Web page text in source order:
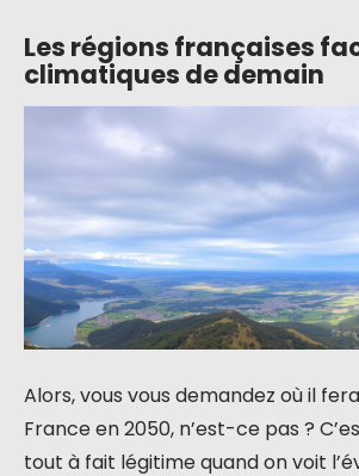
Les régions françaises
climatiques de demain
Alors, vous vous demandez où il
France en 2050, n’est-ce pas ?
tout à fait légitime quand on voit